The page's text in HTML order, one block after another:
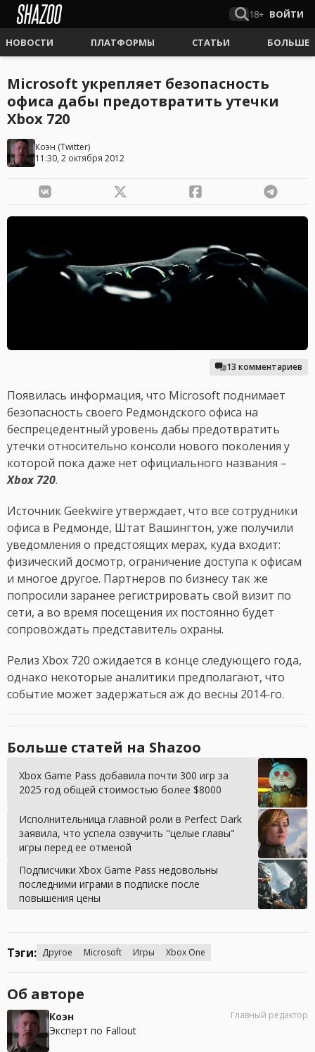
18+ ВОЙТИ
НОВОСТИ ПЛАТФОРМЫ СТАТЬИ БОЛЬШЕ
Microsoft укрепляет безопасность
офиса дабы предотвратить утечки
Xbox 720
Коэн (Twitter)
11:30, 2 октября 2012
13 комментариев
Появилась информация, что Microsoft поднимает
безопасность своего Редмондского офиса на
беспрецедентный уровень дабы предотвратить
утечки относительно консоли нового поколения у
которой пока даже нет официального названия –
Xbox 720.
Источник Geekwire утверждает, что все сотрудники
офиса в Редмонде, Штат Вашингтон, уже получили
уведомления о предстоящих мерах, куда входит:
физический досмотр, ограничение доступа к офисам
и многое другое. Партнеров по бизнесу так же
попросили заранее регистрировать свой визит по
сети, а во время посещения их постоянно будет
сопровождать представитель охраны.
Релиз Xbox 720 ожидается в конце следующего года,
однако некоторые аналитики предполагают, что
событие может задержаться аж до весны 2014-го.
Больше статей на Shazoo
Xbox Game Pass добавила почти 300 игр за
2025 год общей стоимостью более $8000
Исполнительница главной роли в Perfect Dark
заявила, что успела озвучить "целые главы"
игры перед ее отменой
Подписчики Xbox Game Pass недовольны
последними играми в подписке после
повышения цены
Тэги: Другое Microsoft Игры Xbox One
Об авторе
Коэн
Эксперт по Fallout
Главный редактор